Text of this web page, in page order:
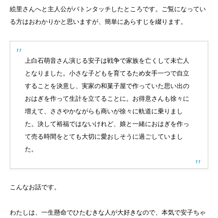
絵里さんへと主人公がバトンタッチしたところです。ご覧になってい
る方はおわかりかと思いますが、簡単にあらすじを綴ります。
上白石萌音さん演じる安子は戦争で家族を亡くして未亡人
となりました。小さな子どもを育てるため女手一つで自立
することを決意し、実家の和菓子屋で作っていた思い出の
おはぎを作って生計を立てることに。お得意さんも徐々に
増えて、ささやかながらも商いが徐々に軌道に乗りまし
た。決して裕福ではないけれど、娘と一緒におはぎを作っ
て売る時間をとても大切に愛おしそうに過ごしていまし
た。
こんなお話です。
わたしは、一生懸命でひたむきな人が大好きなので、本気で安子ちゃ